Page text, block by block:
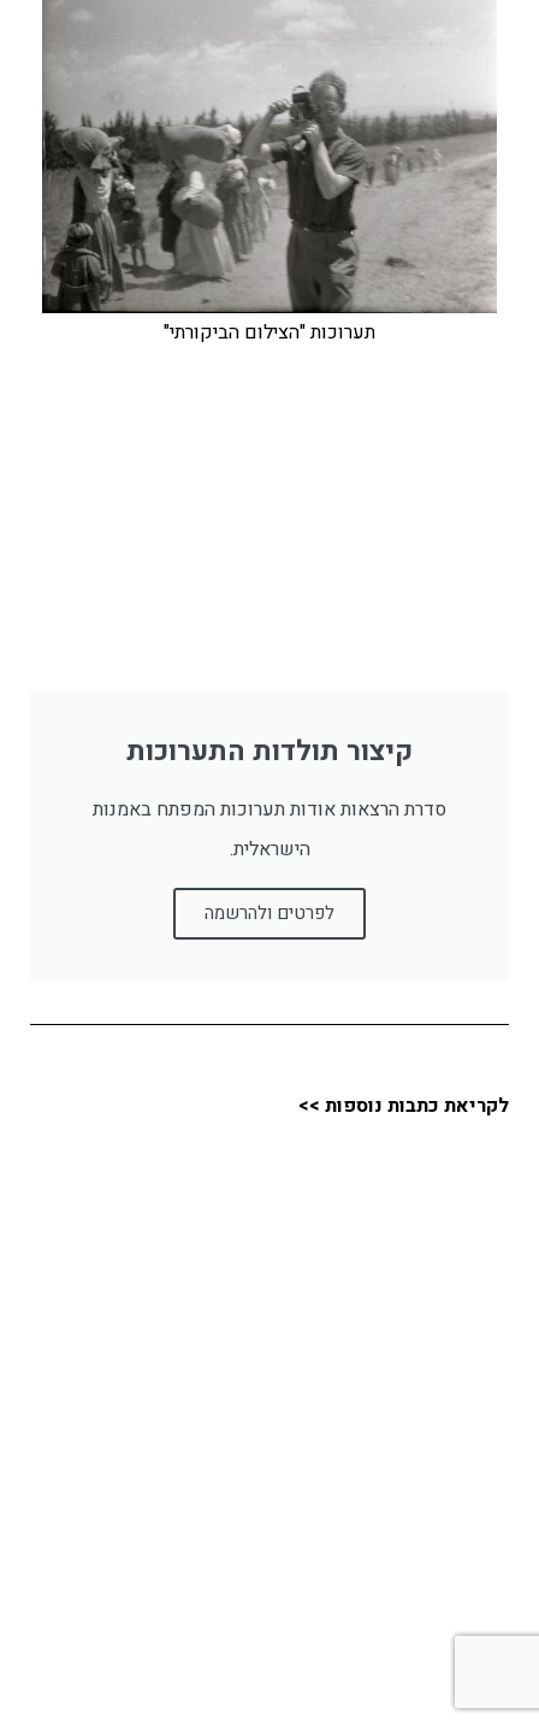
תערוכות "הצילום הביקורתי"
קיצור תולדות התערוכות
סדרת הרצאות אודות תערוכות המפתח באמנות
הישראלית.
לפרטים ולהרשמה
לקריאת כתבות נוספות >>